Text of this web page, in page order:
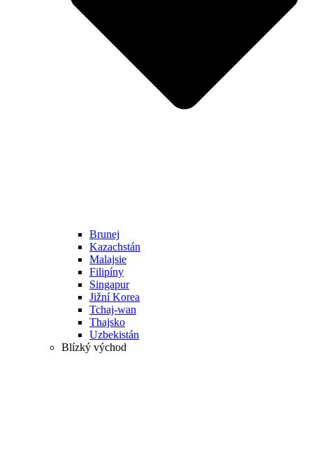
Brunej
Kazachstán
Malajsie
Filipíny
Singapur
Jižní Korea
Tchaj-wan
Thajsko
Uzbekistán
Blízký východ